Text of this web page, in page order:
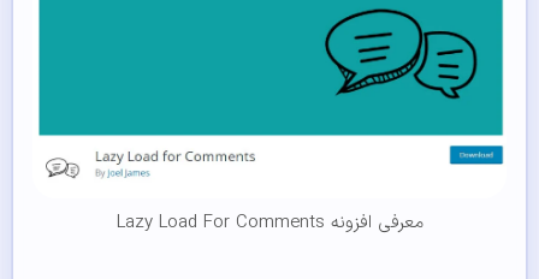
معرفی افزونه Lazy Load For Comments